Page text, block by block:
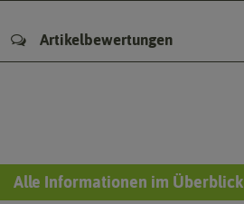
Artikelbewertungen
Alle Informationen im Überblick